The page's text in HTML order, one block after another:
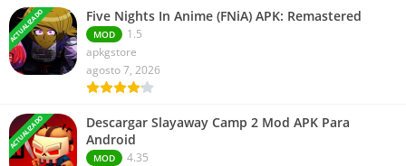
ACTUALIZADO Five Nights In Anime (FNiA) APK: Remastered
MOD
1.5
apkgstore
agosto 7, 2026
ACTUALIZADO
Descargar Slayaway Camp 2 Mod APK Para
Android
MOD
4.35